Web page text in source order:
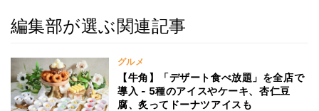
編集部が選ぶ関連記事
グルメ
【牛角】「デザート食べ放題」を全店で
導入 - 5種のアイスやケーキ、杏仁豆
腐、炙ってドーナツアイスも